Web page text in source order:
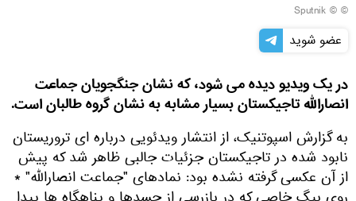
© © Sputnik
عضو شوید
در یک ویدیو دیده می شود، که نشان جنگجویان جماعت
انصارالله تاجیکستان بسیار مشابه به نشان گروه طالبان است.
به گزارش اسپوتنیک، از انتشار ویدئویی درباره ای تروریستان
نابود شده در تاجیکستان جزئیات جالبی ظاهر شد که پیش
از آن عکسی گرفته نشده بود: نمادهای "جماعت انصارالله" *